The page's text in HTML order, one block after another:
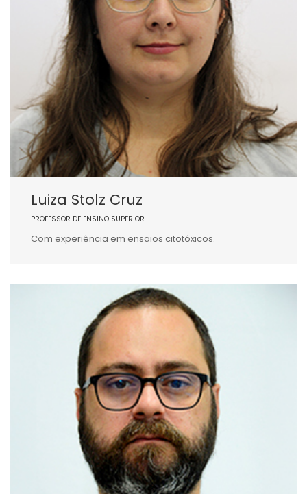
Luiza Stolz Cruz
PROFESSOR DE ENSINO SUPERIOR
Com experiência em ensaios citotóxicos.